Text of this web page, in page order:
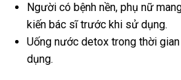
Người có bệnh nền, phụ nữ
kiến bác sĩ trước khi sử dụng.
Uống nước detox trong thời
dụng.